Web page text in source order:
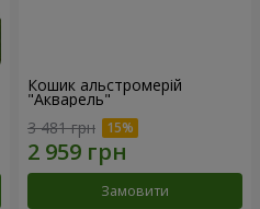
Кошик альстромерій
"Акварель"
3 481 грн
Замовити